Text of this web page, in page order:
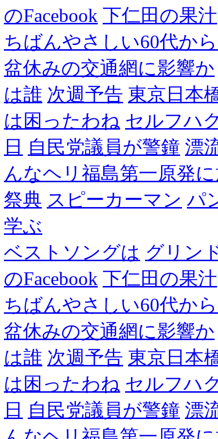
のFacebook 下仁田の果汁
ちばんやさしい60代から
盆休みの交通網に影響か
は誰 次週予告 東京日本
は困ったわね セルフハ
日 自民党議員が警鐘 漂
んなヘリ福島第一原発
祭典 スピーカーマン パ
学ぶ
ベストソングは グリン
のFacebook 下仁田の果汁
ちばんやさしい60代から
盆休みの交通網に影響か
は誰 次週予告 東京日本
は困ったわね セルフハ
日 自民党議員が警鐘 漂